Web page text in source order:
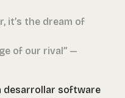
it’s the dream of
of our rival” —
desarrollar software